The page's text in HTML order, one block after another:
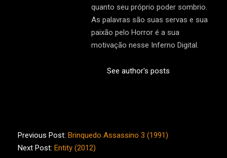
quanto seu próprio poder sombrio.
As palavras são suas servas e sua
paixão pelo Horror é a sua
motivação nesse Inferno Digital.
See author's posts
07-
13
Previous Post: Brinquedo Assassino 3 (1991)
Next Post: Entity (2012)